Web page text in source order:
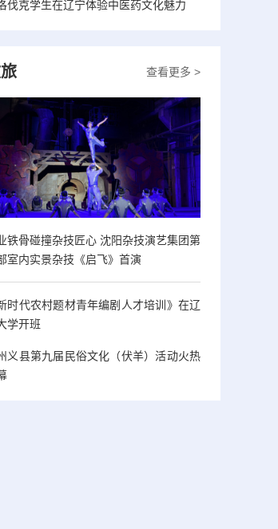
伐克学生在辽宁体验中医药文化魅力
查看更多 >
铁骨碰撞杂技匠心 沈阳杂技演艺集团第
室内实景杂技《启飞》首演
时代农村题材青年编剧人才培训》在辽
学开班
义县第九届民俗文化（伏羊）活动火热